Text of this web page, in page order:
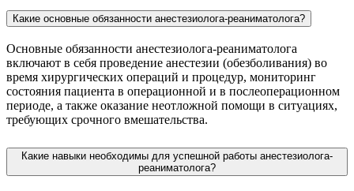
Какие основные обязанности анестезиолога-реаниматолога?
Основные обязанности анестезиолога-реаниматолога
включают в себя проведение анестезии (обезболивания) во
время хирургических операций и процедур, мониторинг
состояния пациента в операционной и в послеоперационном
периоде, а также оказание неотложной помощи в ситуациях,
требующих срочного вмешательства.
Какие навыки необходимы для успешной работы анестезиолога-
реаниматолога?